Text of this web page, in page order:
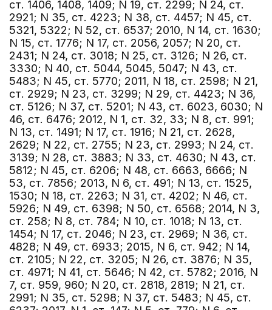
ст. 1406, 1408, 1409; N 19, ст. 2299; N 24, ст.
2921; N 35, ст. 4223; N 38, ст. 4457; N 45, ст.
5321, 5322; N 52, ст. 6537; 2010, N 14, ст. 1630;
N 15, ст. 1776; N 17, ст. 2056, 2057; N 20, ст.
2431; N 24, ст. 3018; N 25, ст. 3126; N 26, ст.
3330; N 40, ст. 5044, 5045, 5047; N 43, ст.
5483; N 45, ст. 5770; 2011, N 18, ст. 2598; N 21,
ст. 2929; N 23, ст. 3299; N 29, ст. 4423; N 36,
ст. 5126; N 37, ст. 5201; N 43, ст. 6023, 6030; N
46, ст. 6476; 2012, N 1, ст. 32, 33; N 8, ст. 991;
N 13, ст. 1491; N 17, ст. 1916; N 21, ст. 2628,
2629; N 22, ст. 2755; N 23, ст. 2993; N 24, ст.
3139; N 28, ст. 3883; N 33, ст. 4630; N 43, ст.
5812; N 45, ст. 6206; N 48, ст. 6663, 6666; N
53, ст. 7856; 2013, N 6, ст. 491; N 13, ст. 1525,
1530; N 18, ст. 2263; N 31, ст. 4202; N 46, ст.
5926; N 49, ст. 6398; N 50, ст. 6568; 2014, N 3,
ст. 258; N 8, ст. 784; N 10, ст. 1018; N 13, ст.
1454; N 17, ст. 2046; N 23, ст. 2969; N 36, ст.
4828; N 49, ст. 6933; 2015, N 6, ст. 942; N 14,
ст. 2105; N 22, ст. 3205; N 26, ст. 3876; N 35,
ст. 4971; N 41, ст. 5646; N 42, ст. 5782; 2016, N
7, ст. 959, 960; N 20, ст. 2818, 2819; N 21, ст.
2991; N 35, ст. 5298; N 37, ст. 5483; N 45, ст.